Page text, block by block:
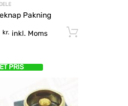
Pakning
kr. inkl. Moms
PRIS